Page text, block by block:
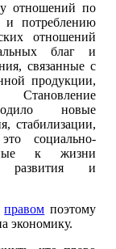
отношений по
и потреблению
отношений
благ и
связанные с
продукции,
Становление
новые
стабилизации,
социально-
к жизни
развития и
правом поэтому
экономику.